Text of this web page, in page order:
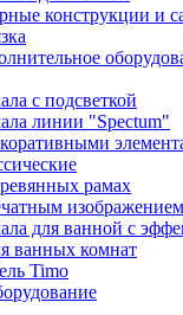
конструкции и
с подсветкой
линии "Spectum"
рамах
изображением
для ванной с
ванных комнат
Timo